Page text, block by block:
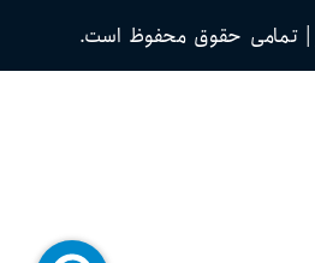
تمامی حقوق محفوظ است.​​​​​​​